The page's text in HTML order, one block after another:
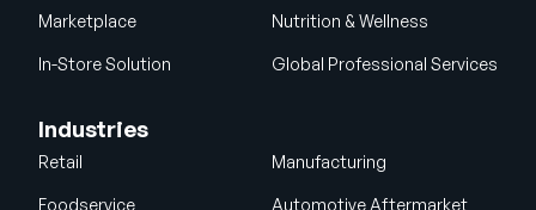
Marketplace Nutrition & Wellness
In-Store Solution Global Professional Services
Industries
Retail Manufacturing
Foodservice Automotive Aftermarket